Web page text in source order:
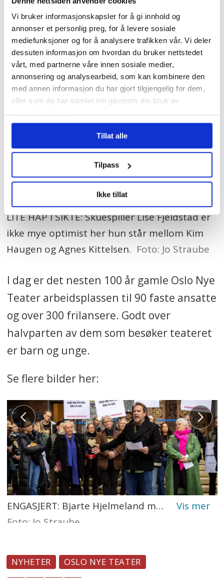
Vi bruker informasjonskapsler for å gi innhold og
annonser et personlig preg, for å levere sosiale
mediefunksjoner og for å analysere trafikken vår. Vi deler
dessuten informasjon om hvordan du bruker nettstedet
vårt, med partnerne våre innen sosiale medier,
annonsering og analysearbeid, som kan kombinere den
med annen informasjon du har gjort tilgjengelig for dem,
eller som de har samlet inn gjennom din bruk av
Tillat alle
Tilpass
Ikke tillat
Marthe Sharning Lund fra Ap sa fra
talerstolen at svarene fra byråden er
nytale – lignende «krig er fred».
LITE HÅP I SIKTE: Skuespiller Lise Fjeldstad er
ikke mye optimist her hun står mellom Kim
Haugen og Agnes Kittelsen. Foto: Jo Straube
I dag er det nesten 100 år gamle Oslo Nye
Teater arbeidsplassen til 90 faste ansatte
og over 300 frilansere. Godt over
halvparten av dem som besøker teateret
er barn og unge.
Se flere bilder her:
ENGASJERT: Bjarte Hjelmeland mener at vi ikke har råd til å miste Oslo Nye Teater.
Foto: Jo Straube
NYHETER OSLO NYE TEATER